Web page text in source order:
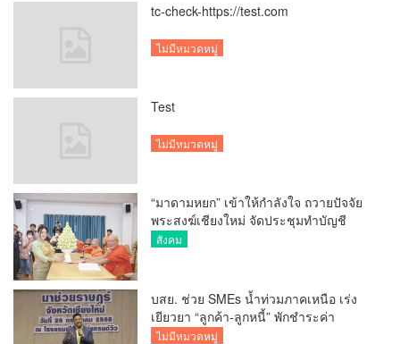
tc-check-https://test.com
ไม่มีหมวดหมู่
Test
ไม่มีหมวดหมู่
“มาดามหยก” เข้าให้กำลังใจ ถวายปัจจัย
พระสงฆ์เชียงใหม่ จัดประชุมทำบัญชี
รายรับรายจ่ายของวัด กว่า 300 รูป ที่วัด
สังคม
บสย. ช่วย SMEs น้ำท่วมภาคเหนือ เร่ง
เยียวยา “ลูกค้า-ลูกหนี้” พักชำระค่า
ธรรมเนียม-ค่างวด
ไม่มีหมวดหมู่